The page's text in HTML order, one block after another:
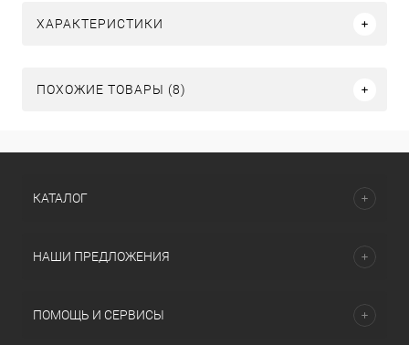
ХАРАКТЕРИСТИКИ
ПОХОЖИЕ ТОВАРЫ (8)
КАТАЛОГ
НАШИ ПРЕДЛОЖЕНИЯ
ПОМОЩЬ И СЕРВИСЫ